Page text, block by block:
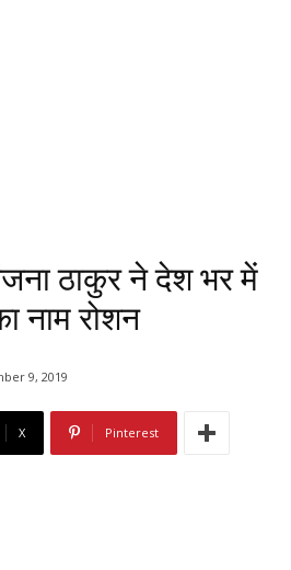
ठाकुर ने देश भर में
नाम रोशन
9, 2019
X Pinterest